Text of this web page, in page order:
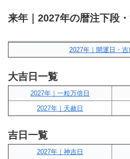
来年｜2027年の暦注下段・
2027年｜開運日・
大吉日一覧
2027年｜一粒万倍日
2027年｜天赦日
吉日一覧
2027年｜神吉日